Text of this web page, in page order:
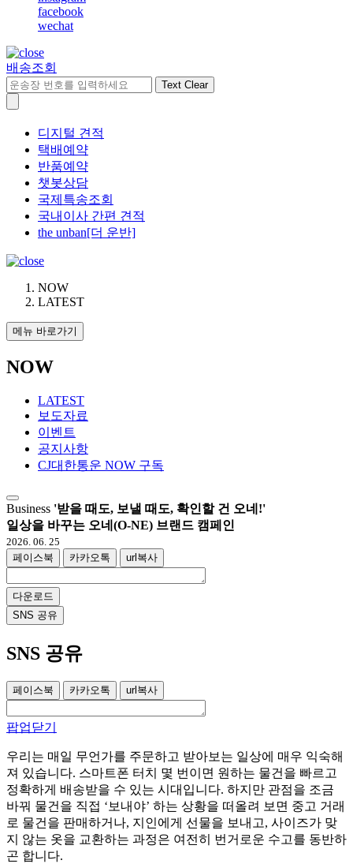
facebook
wechat
배송조회
Text Clear
디지털 견적
택배예약
반품예약
챗봇상담
국제특송조회
국내이사 간편 견적
the unban[더 운반]
NOW
LATEST
메뉴 바로가기
NOW
LATEST
보도자료
이벤트
공지사항
CJ대한통운 NOW 구독
Business '받을 때도, 보낼 때도, 확인할 건 오네!'
일상을 바꾸는 오네(O-NE) 브랜드 캠페인
2026. 06. 25
페이스북
카카오톡 url복사
다운로드
SNS 공유
SNS 공유
페이스북 카카오톡 url복사
팝업닫기
우리는 매일 무언가를 주문하고 받아보는 일상에 매우 익숙해
져 있습니다. 스마트폰 터치 몇 번이면 원하는 물건을 빠르고
정확하게 배송받을 수 있는 시대입니다. 하지만 관점을 조금
바꿔 물건을 직접 ‘보내야’ 하는 상황을 떠올려 보면 중고 거래
로 물건을 판매하거나, 지인에게 선물을 보내고, 사이즈가 맞
지 않는 옷을 교환하는 과정은 여전히 번거로운 수고를 동반하
곤 합니다.